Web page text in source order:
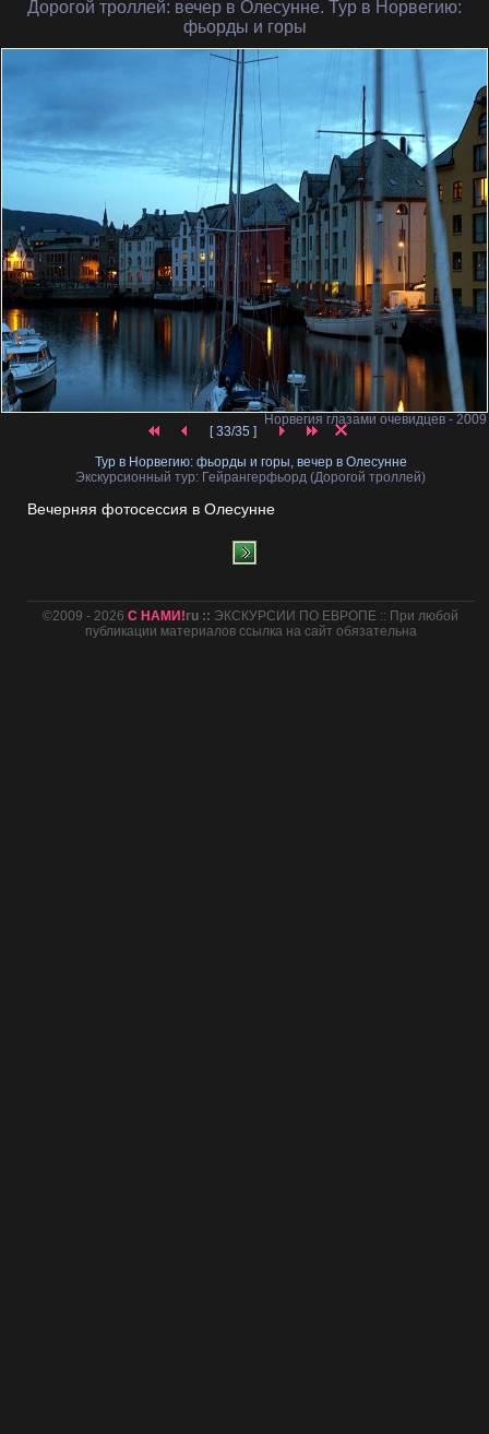
Дорогой троллей: вечер в Олесунне. Тур в Норвегию:
фьорды и горы
Норвегия глазами очевидцев - 2009
[ 33/35 ]
Тур в Норвегию: фьорды и горы, вечер в Олесунне
Экскурсионный тур: Гейрангерфьорд (Дорогой троллей)
Вечерняя фотосессия в Олесунне
©2009 - 2026С НАМИ!ru :: ЭКСКУРСИИ ПО ЕВРОПЕ :: При любой
публикации материалов ссылка на сайт обязательна